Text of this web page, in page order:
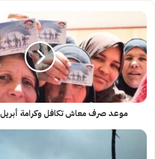
موعد
صرف
معاش
تكافل
وكرامة
أبريل
2026
..
قريباً
موعد صرف معاش تكافل وكرامة أبريل 2026 .. قريباً
حالة